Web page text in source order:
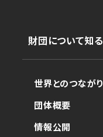
財団について知る
世界とのつながり
団体概要
情報公開